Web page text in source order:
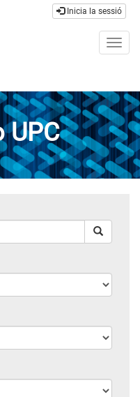
Inicia la sessió
UPC